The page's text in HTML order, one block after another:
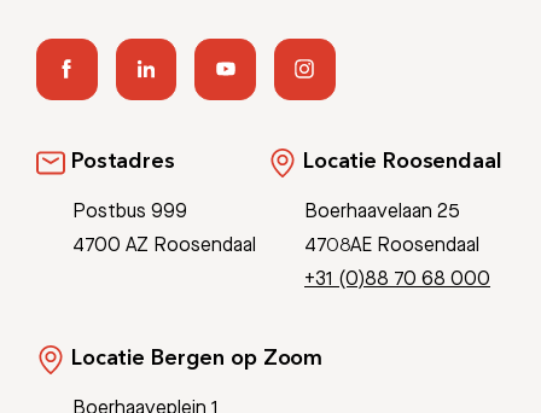
Postadres
Postbus 999
4700 AZ Roosendaal
Locatie Roosendaal
Boerhaavelaan 25
4708AE Roosendaal
+31 (0)88 70 68 000
Locatie Bergen op Zoom